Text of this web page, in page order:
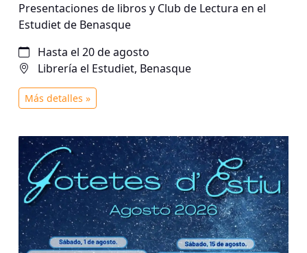
Presentaciones de libros y Club de Lectura en el
Estudiet de Benasque
Hasta el 20 de agosto
Librería el Estudiet, Benasque
Más detalles »